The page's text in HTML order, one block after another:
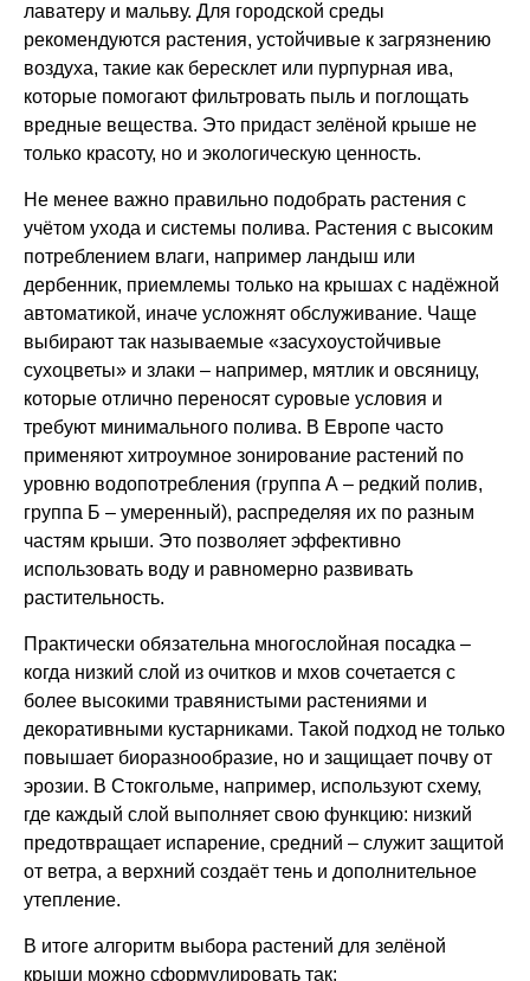
лаватеру и мальву. Для городской среды
рекомендуются растения, устойчивые к загрязнению
воздуха, такие как бересклет или пурпурная ива,
которые помогают фильтровать пыль и поглощать
вредные вещества. Это придаст зелёной крыше не
только красоту, но и экологическую ценность.
Не менее важно правильно подобрать растения с
учётом ухода и системы полива. Растения с высоким
потреблением влаги, например ландыш или
дербенник, приемлемы только на крышах с надёжной
автоматикой, иначе усложнят обслуживание. Чаще
выбирают так называемые «засухоустойчивые
сухоцветы» и злаки – например, мятлик и овсяницу,
которые отлично переносят суровые условия и
требуют минимального полива. В Европе часто
применяют хитроумное зонирование растений по
уровню водопотребления (группа А – редкий полив,
группа Б – умеренный), распределяя их по разным
частям крыши. Это позволяет эффективно
использовать воду и равномерно развивать
растительность.
Практически обязательна многослойная посадка –
когда низкий слой из очитков и мхов сочетается с
более высокими травянистыми растениями и
декоративными кустарниками. Такой подход не только
повышает биоразнообразие, но и защищает почву от
эрозии. В Стокгольме, например, используют схему,
где каждый слой выполняет свою функцию: низкий
предотвращает испарение, средний – служит защитой
от ветра, а верхний создаёт тень и дополнительное
утепление.
В итоге алгоритм выбора растений для зелёной
крыши можно сформулировать так: